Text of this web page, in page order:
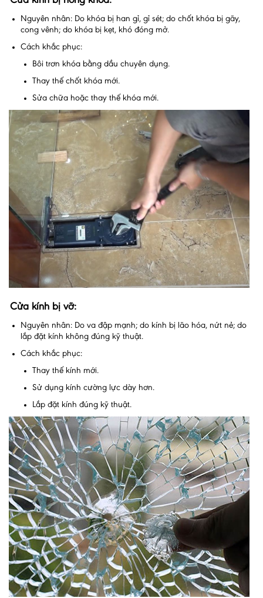
Nguyên nhân: Do khóa bị han gỉ, gỉ sét; do chốt khóa bị gãy,
cong vênh; do khóa bị kẹt, khó đóng mở.
Cách khắc phục:
Bôi trơn khóa bằng dầu chuyên dụng.
Thay thế chốt khóa mới.
Sửa chữa hoặc thay thế khóa mới.
Cửa kính bị vỡ:
Nguyên nhân: Do va đập mạnh; do kính bị lão hóa, nứt nẻ; do
lắp đặt kính không đúng kỹ thuật.
Cách khắc phục:
Thay thế kính mới.
Sử dụng kính cường lực dày hơn.
Lắp đặt kính đúng kỹ thuật.